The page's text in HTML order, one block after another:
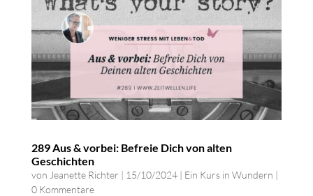
289 Aus & vorbei: Befreie Dich von alten
Geschichten
von Jeanette Richter | 15/10/2024| Ein Kurs in Wundern |
0 Kommentare